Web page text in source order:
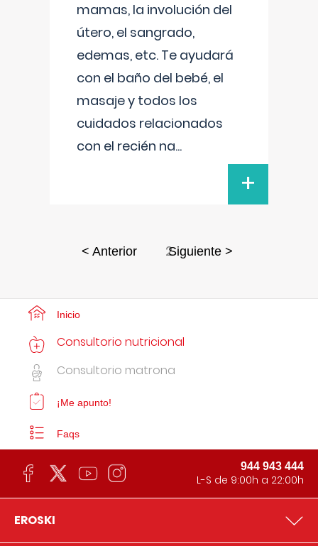
mamas, la involución del
útero, el sangrado,
edemas, etc. Te ayudará
con el baño del bebé, el
masaje y todos los
cuidados relacionados
con el recién na...
+
< Anterior 2Siguiente >
Inicio
Consultorio nutricional
Consultorio matrona
¡Me apunto!
Faqs
944 943 444
L-S de 9:00h a 22:00h
EROSKI